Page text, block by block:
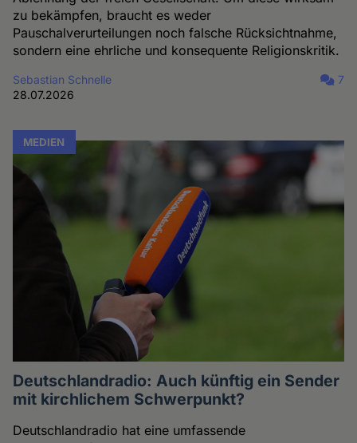
zu bekämpfen, braucht es weder
Pauschalverurteilungen noch falsche Rücksichtnahme,
sondern eine ehrliche und konsequente Religionskritik.
Sebastian Schnelle
28.07.2026
7
MEDIEN
Deutschlandradio: Auch künftig ein Sender
mit kirchlichem Schwerpunkt?
Deutschlandradio hat eine umfassende